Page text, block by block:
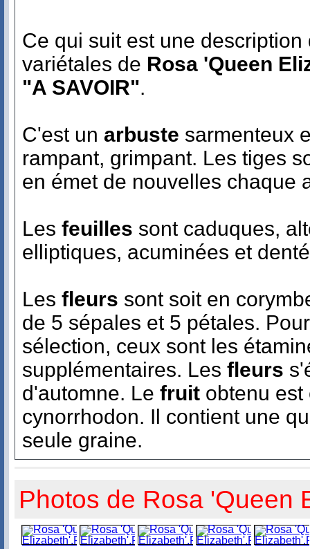
Ce qui suit est une
variétales de Rosa 'Queen
"A SAVOIR".
C'est un arbuste sarmenteux
rampant, grimpant. Les tiges
en émet de nouvelles chaque
Les feuilles sont caduques,
elliptiques, acuminées et
Les fleurs sont soit en
de 5 sépales et 5 pétales.
sélection, ceux sont les
supplémentaires. Les fleurs
d'automne. Le fruit obtenu est
cynorrhodon. Il contient une
seule graine.
Photos de Rosa 'Queen